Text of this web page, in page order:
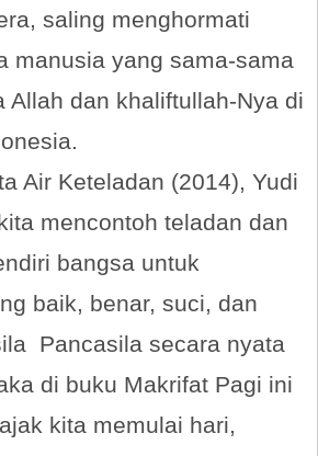
saling menghormati
manusia yang sama-sama
Allah dan khaliftullah-Nya di
Air Keteladan (2014), Yudi
mencontoh teladan dan
bangsa untuk
baik, benar, suci, dan
Pancasila secara nyata
di buku Makrifat Pagi ini
kita memulai hari,